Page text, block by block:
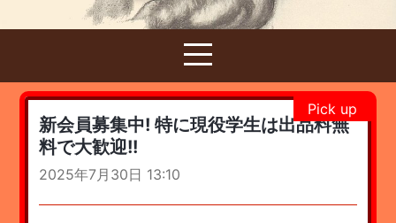
新会員募集中! 特に現役学生は出品料無
料で大歓迎!!
2025年7月30日 13:10